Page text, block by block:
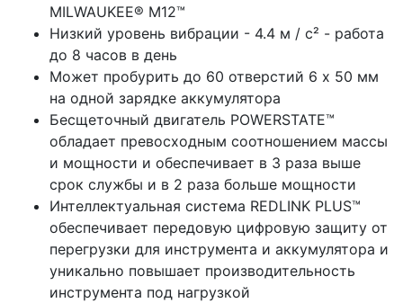
MILWAUKEE® M12™
Низкий уровень вибрации - 4.4 м / с² - работа
до 8 часов в день
Может пробурить до 60 отверстий 6 х 50 мм
на одной зарядке аккумулятора
Бесщеточный двигатель POWERSTATE™
обладает превосходным соотношением массы
и мощности и обеспечивает в 3 раза выше
срок службы и в 2 раза больше мощности
Интеллектуальная система REDLINK PLUS™
обеспечивает передовую цифровую защиту от
перегрузки для инструмента и аккумулятора и
уникально повышает производительность
инструмента под нагрузкой